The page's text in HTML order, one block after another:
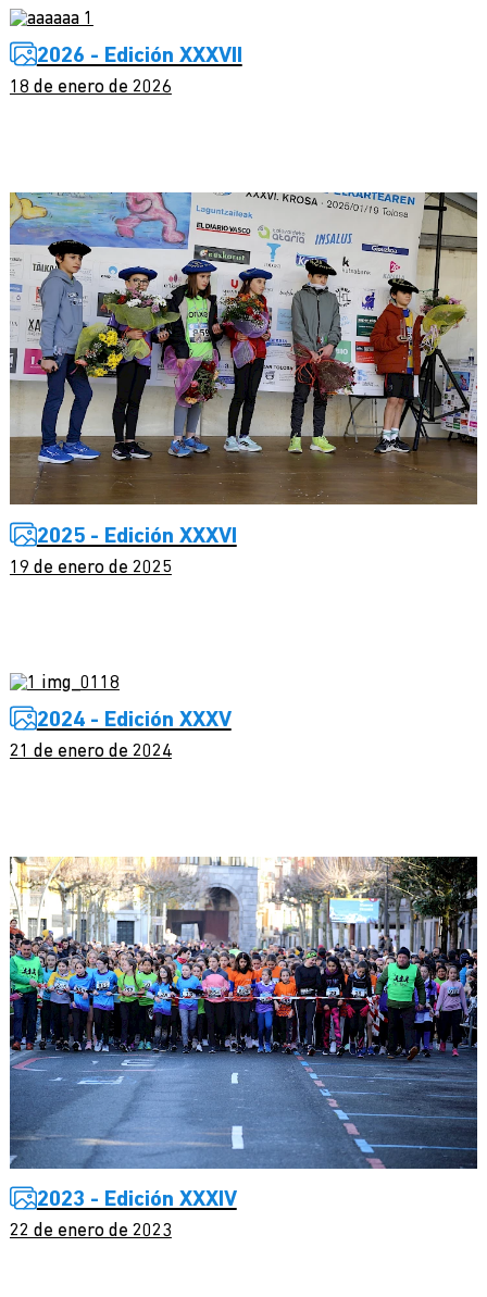
2026 - Edición XXXVII
18 de enero de 2026
2025 - Edición XXXVI
19 de enero de 2025
2024 - Edición XXXV
21 de enero de 2024
2023 - Edición XXXIV
22 de enero de 2023